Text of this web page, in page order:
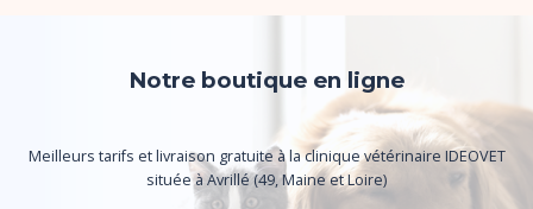
Notre boutique en ligne
Meilleurs tarifs et livraison gratuite à la clinique vétérinaire IDEOVET
située à Avrillé (49, Maine et Loire)